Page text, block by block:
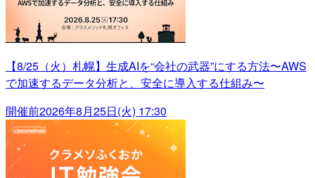
【8/25（火）札幌】生成AIを“会社の武器”にする方法〜AWS
で加速するデータ分析と、安全に導入する仕組み〜
開催前2026年8月25日(火) 17:30